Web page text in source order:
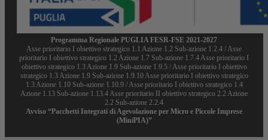
Programma Regionale PUGLIA FESR-FSE 2021-2027
Asse prioritario I obiettivo strategico 1.1 Azione 1.2 Sub-azione 1.2.4 / Asse
prioritario I obiettivo strategico 1.2 Azione 1.7 Sub-azione 1.7.4 Asse prioritario I
obiettivo strategico 1.3 Azione 1.9 Sub-azione 1.9.5 / Asse prioritario I obiettivo
strategico 1.3 Azione 1.9 Sub-azione 1.9.10 Asse prioritario I obiettivo strategico
1.3 Azione 1.10 Sub-azione 1.10.9 / Asse prioritario I obiettivo strategico 1.4
Azione 1.13 Sub-azione 1.13.4 Asse prioritario II obiettivo strategico 2.2 Azione
2.2 Sub-azione 2.2.4
Avviso “Pacchetti Integrati di Agevolazione per Micro e Piccole Imprese
(MiniPIA)”